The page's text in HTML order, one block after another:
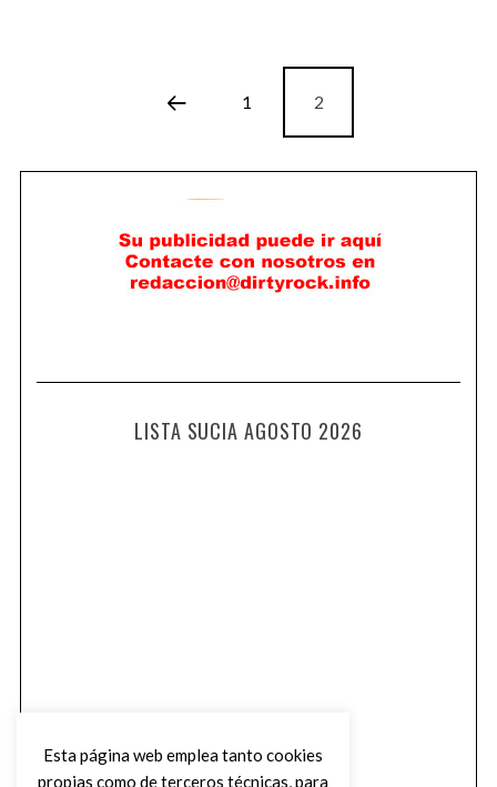
1 2
LISTA SUCIA AGOSTO 2026
Esta página web emplea tanto cookies
propias como de terceros técnicas, para